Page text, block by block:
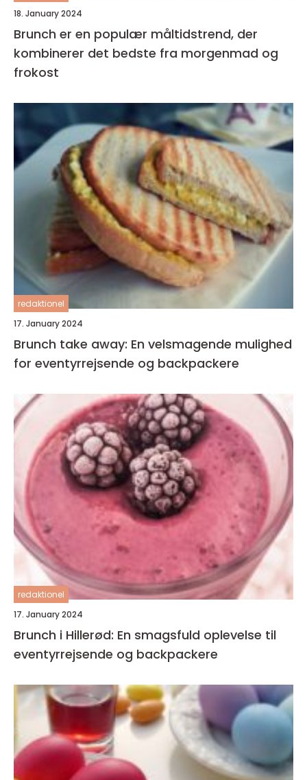
18. January 2024
Brunch er en populær måltidstrend, der
kombinerer det bedste fra morgenmad og
frokost
redaktionel
17. January 2024
Brunch take away: En velsmagende mulighed
for eventyrrejsende og backpackere
redaktionel
17. January 2024
Brunch i Hillerød: En smagsfuld oplevelse til
eventyrrejsende og backpackere